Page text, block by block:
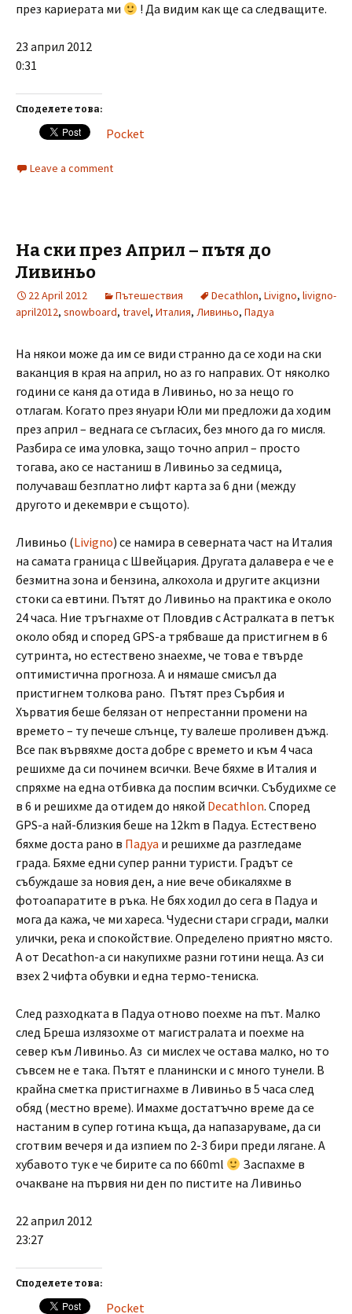
през кариерата ми
! Да видим как ще са следващите.
23 април 2012
0:31
Споделете това:
Pocket
Leave a comment
На ски през Април – пътя до
Ливиньо
22 April 2012 Пътешествия Decathlon, Livigno, livigno-
april2012, snowboard, travel, Италия, Ливиньо, Падуа
На някои може да им се види странно да се ходи на ски
ваканция в края на април, но аз го направих. От няколко
години се каня да отида в Ливиньо, но за нещо го
отлагам. Когато през януари Юли ми предложи да ходим
през април – веднага се съгласих, без много да го мисля.
Разбира се има уловка, защо точно април – просто
тогава, ако се настаниш в Ливиньо за седмица,
получаваш безплатно лифт карта за 6 дни (между
другото и декември е същото).
Ливиньо (Livigno) се намира в северната част на Италия
на самата граница с Швейцария. Другата далавера е че е
безмитна зона и бензина, алкохола и другите акцизни
стоки са евтини. Пътят до Ливиньо на практика е около
24 часа. Ние тръгнахме от Пловдив с Астралката в петък
около обяд и според GPS-а трябваше да пристигнем в 6
сутринта, но естествено знаехме, че това е твърде
оптимистична прогноза. А и нямаше смисъл да
пристигнем толкова рано. Пътят през Сърбия и
Хърватия беше белязан от непрестанни промени на
времето – ту печеше слънце, ту валеше проливен дъжд.
Все пак вървяхме доста добре с времето и към 4 часа
решихме да си починем всички. Вече бяхме в Италия и
спряхме на една отбивка да поспим всички. Събудихме се
в 6 и решихме да отидем до някой Decathlon. Според
GPS-a най-близкия беше на 12km в Падуа. Естествено
бяхме доста рано в Падуа и решихме да разгледаме
града. Бяхме едни супер ранни туристи. Градът се
събуждаше за новия ден, а ние вече обикаляхме в
фотоапаратите в ръка. Не бях ходил до сега в Падуа и
мога да кажа, че ми хареса. Чудесни стари сгради, малки
улички, река и спокойствие. Определено приятно място.
А от Decathon-а си накупихме разни готини неща. Аз си
взех 2 чифта обувки и една термо-тениска.
След разходката в Падуа отново поехме на път. Малко
след Бреша излязохме от магистралата и поехме на
север към Ливиньо. Аз си мислех че остава малко, но то
съвсем не е така. Пътят е планински и с много тунели. В
крайна сметка пристигнахме в Ливиньо в 5 часа след
обяд (местно време). Имахме достатъчно време да се
настаним в супер готина къща, да напазаруваме, да си
сготвим вечеря и да изпием по 2-3 бири преди лягане. А
хубавото тук е че бирите са по 660ml
Заспахме в
очакване на първия ни ден по пистите на Ливиньо
22 април 2012
23:27
Споделете това:
Pocket